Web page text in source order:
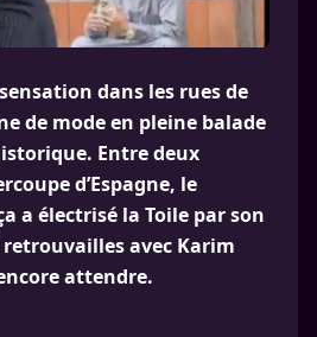
dans les rues de
de mode en pleine balade
Entre deux
d’Espagne, le
a électrisé la Toile par son
avec Karim
attendre.